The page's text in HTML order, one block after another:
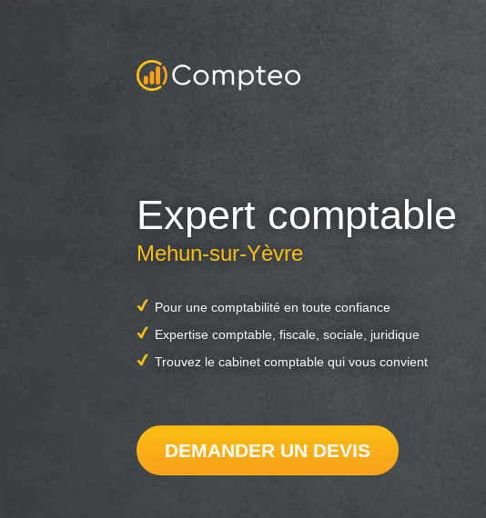
Expert comptable
Mehun-sur-Yèvre
Pour une comptabilité en toute confiance
Expertise comptable, fiscale, sociale, juridique
Trouvez le cabinet comptable qui vous convient
DEMANDER UN DEVIS